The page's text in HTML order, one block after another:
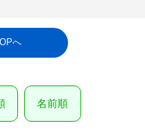
へ
名前順